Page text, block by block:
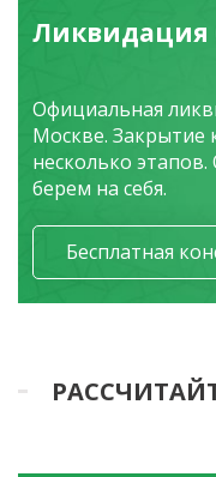
Официальная
Москве. Закрытие
несколько
берем на себя.
Бесплатная